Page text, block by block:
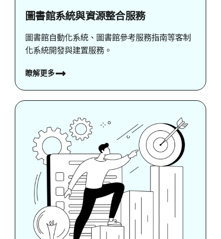
圖書館系統與資源整合服務
圖書館自動化系統、圖書館參考服務指南等客制
化系統開發與建置服務。
瞭解更多